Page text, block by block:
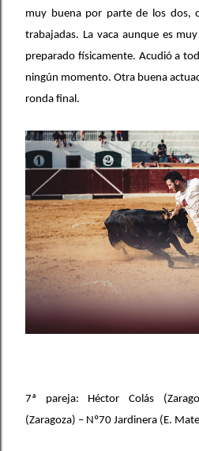
muy buena por parte de los dos,
trabajadas. La vaca aunque es
preparado físicamente. Acudió a
ningún momento. Otra buena
ronda final.
7ª pareja: Héctor Colás
(Zaragoza) – Nº70 Jardinera (E.